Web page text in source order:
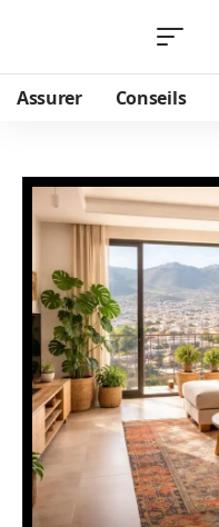
Assurer Conseils